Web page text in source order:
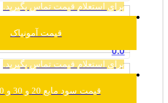
برای استعلام قیمت تماس بگیرید.
قیمت آمونیاک
0.0
برای استعلام قیمت تماس بگیرید.
قیمت سود مایع 20 و 30 و 50 درصد